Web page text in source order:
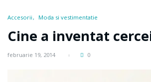
Accesorii Moda si vestimentatie
Cine a inventat
februarie 19, 2014 0